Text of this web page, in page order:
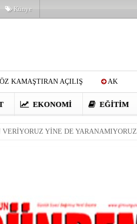
Künye
KAMAŞTIRAN AÇILIŞ AK
HARUN CİCİ: VİDEOYU GÖRÜNCE
EKONOMI EĞITIM
YİNE DE YARANAMIYORUZ